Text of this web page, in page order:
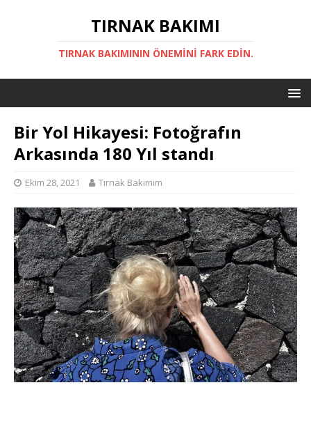
TIRNAK BAKIMI
TIRNAK BAKIMININ ÖNEMINI FARK EDIN.
Bir Yol Hikayesi: Fotoğrafın
Arkasında 180 Yıl standı
Ekim 28, 2021 Tırnak Bakımım